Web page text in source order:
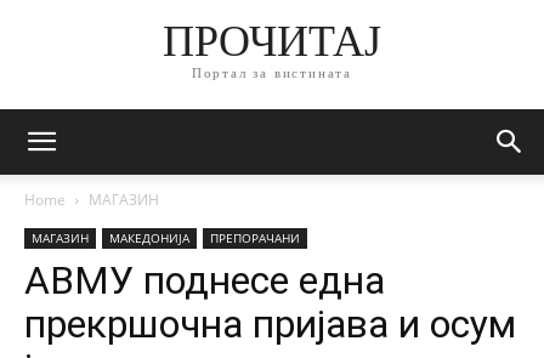
ПРОЧИТАЈ
Портал за вистината
Home МАГАЗИН
МАГАЗИН МАКЕДОНИЈА ПРЕПОРАЧАНИ
АВМУ поднесе една
прекршочна пријава и осум